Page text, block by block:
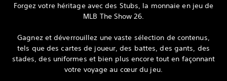
Forgez votre héritage avec des Stubs, la monnaie en jeu de
MLB The Show 26.
Gagnez et déverrouillez une vaste sélection de contenus,
tels que des cartes de joueur, des battes, des gants, des
stades, des uniformes et bien plus encore tout en façonnant
votre voyage au cœur du jeu.